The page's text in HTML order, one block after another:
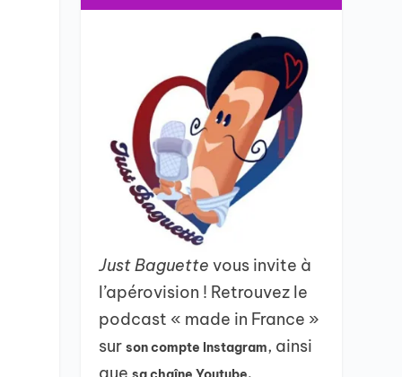
Just Baguettevous invite à
l’apérovision ! Retrouvez le
podcast « made in France »
surson compte Instagram, ainsi